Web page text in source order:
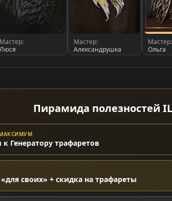
Мастер:
Люся
Мастер:
Александрушка
Мастер:
Ольга
Пирамида полезностей
Генератору трафаретов
своих» + скидка на трафареты